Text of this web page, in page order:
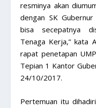
resminya akan
dengan SK
bisa secepatnya
Tenaga Kerja,” kata
rapat penetapan
Tepian 1 Kantor
24/10/2017.
Pertemuan itu